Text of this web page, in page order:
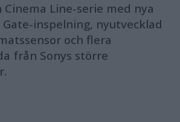
Cinema Line-serie med nya
Gate-inspelning, nyutvecklad
och flera
från Sonys större